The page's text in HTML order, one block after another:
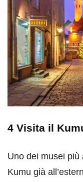
4 Visita il
Uno dei musei più
Kumu già